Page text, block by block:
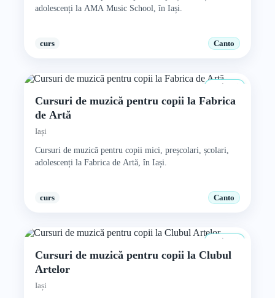
adolescenți la AMA Music School, în Iași.
curs Canto
4+ ani
Cursuri de muzică pentru copii la Fabrica
de Artă
Iași
Cursuri de muzică pentru copii mici, preșcolari, școlari,
adolescenți la Fabrica de Artă, în Iași.
curs Canto
4+ ani
Cursuri de muzică pentru copii la Clubul
Artelor
Iași